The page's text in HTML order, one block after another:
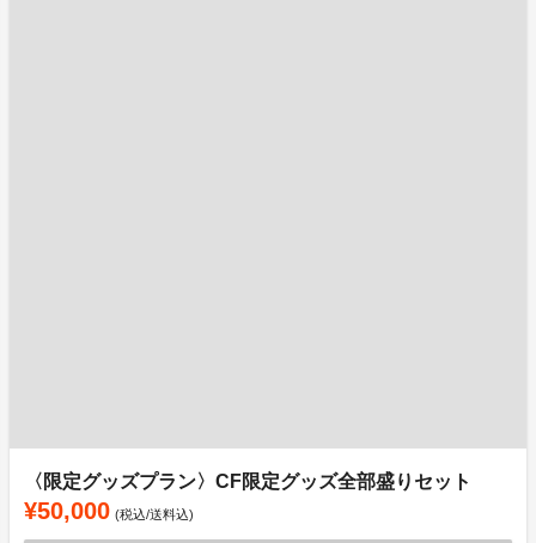
〈限定グッズプラン〉CF限定グッズ全部盛りセット
¥50,000 (税込/送料込)